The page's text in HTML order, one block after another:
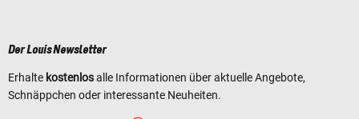
Der Louis Newsletter
Erhalte kostenlosalle Informationen über aktuelle Angebote,
Schnäppchen oder interessante Neuheiten.